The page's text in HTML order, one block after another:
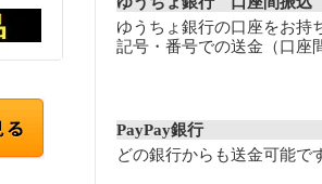
ゆうちょ銀行の口座をお持
記号・番号での送金（口座
PayPay銀行
どの銀行からも送金可能で